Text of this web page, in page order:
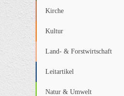
Kirche
Kultur
Land- & Forstwirtschaft
Leitartikel
Natur & Umwelt